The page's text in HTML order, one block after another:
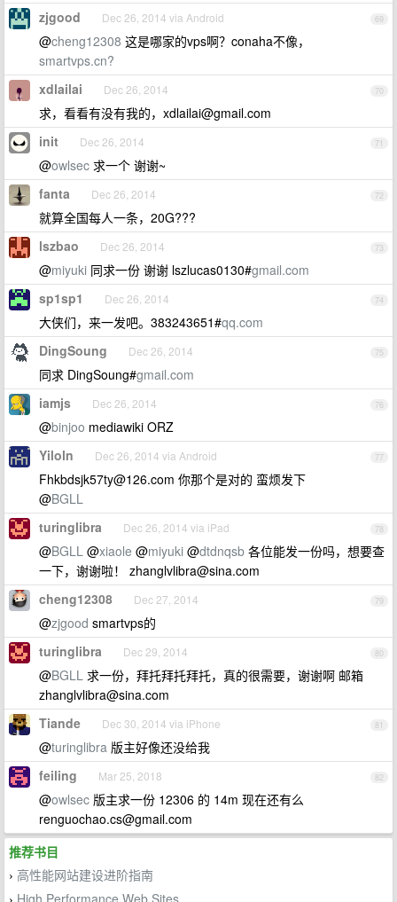
69
zjgood Dec 26, 2014 via Android
@cheng12308 这是哪家的vps啊？conaha不像，
smartvps.cn?
70
xdlailai Dec 26, 2014
求，看看有没有我的， xdlailai@gmail.com
71
init Dec 26, 2014
@owlsec 求一个 谢谢~
72
fanta Dec 26, 2014
就算全国每人一条，20G???
73
lszbao Dec 26, 2014
@miyuki 同求一份 谢谢 lszlucas0130#gmail.com
74
sp1sp1 Dec 26, 2014
大侠们，来一发吧。383243651#qq.com
75
DingSoung Dec 26, 2014
同求 DingSoung#gmail.com
76
iamjs Dec 26, 2014
@binjoo mediawiki ORZ
77
Yiloln Dec 26, 2014 via Android
Fhkbdsjk57ty@126.com 你那个是对的 蛮烦发下
@BGLL
78
turinglibra Dec 26, 2014 via iPad
@BGLL @xiaole @miyuki @dtdnqsb 各位能发一份吗，想要查
一下，谢谢啦！ zhanglvlibra@sina.com
79
cheng12308 Dec 27, 2014
@zjgood smartvps的
80
turinglibra Dec 29, 2014
@BGLL 求一份，拜托拜托拜托，真的很需要，谢谢啊 邮箱
zhanglvlibra@sina.com
81
Tiande Dec 30, 2014 via iPhone
@turinglibra 版主好像还没给我
82
feiling Mar 25, 2018
@owlsec 版主求一份 12306 的 14m 现在还有么
renguochao.cs@gmail.com
推荐书目
› 高性能网站建设进阶指南
High Performance Web Sites